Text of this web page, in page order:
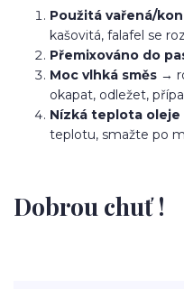
Použitá vařená/
kašovitá, falafel se
Přemixováno do
Moc vlhká směs →
okapat, odležet,
Nízká teplota oleje
teplotu, smažte po
Dobrou chuť !